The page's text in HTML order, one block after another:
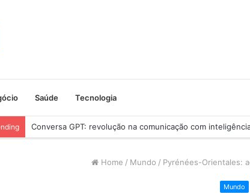
Saúde Tecnologia
Conversa GPT: revolução na comunicação com
Home / Mundo / Pyrénées-Orientales:
Mundo